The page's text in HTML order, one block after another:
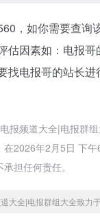
，如你需要查询
估因素如：电报
找电报哥的站长
报频道大全|电报群
2026年2月5日 下
担任何责任。
大全|电报群组大全致力